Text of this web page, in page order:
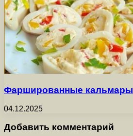
Фаршированные кальмары
04.12.2025
Добавить комментарий